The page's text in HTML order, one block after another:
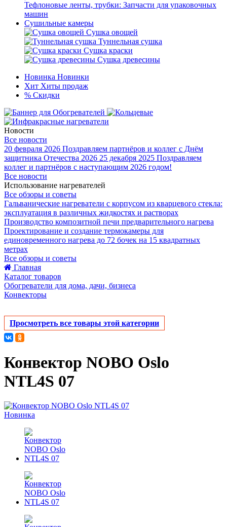
Тефлоновые ленты, трубки: Запчасти для упаковочных
машин
Сушильные камеры
Сушка овощей
Туннельная сушка
Сушка краски
Сушка древесины
Новинка Новинки
Хит Хиты продаж
% Скидки
Новости
Все новости
20 февраля 2026 Поздравляем партнёров и коллег с Днём
защитника Отечества 2026 25 декабря 2025 Поздравляем
коллег и партнёров с наступающим 2026 годом!
Все новости
Использование нагревателей
Все обзоры и советы
Гальванические нагреватели с корпусом из кварцевого стекла:
эксплуатация в различных жидкостях и растворах
Производство композитной печи предварительного нагрева
Проектирование и создание термокамеры для
единовременного нагрева до 72 бочек на 15 квадратных
метрах
Все обзоры и советы
Главная
Каталог товаров
Обогреватели для дома, дачи, бизнеса
Конвекторы
Просмотреть все товары этой категории
Конвектор NOBO Oslo
NTL4S 07
Новинка